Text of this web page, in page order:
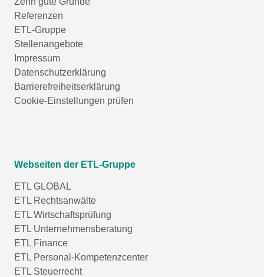
Referenzen
ETL-Gruppe
Stellenangebote
Impressum
Datenschutzerklärung
Barrierefreiheitserklärung
Cookie-Einstellungen prüfen
Webseiten der ETL-Gruppe
ETL GLOBAL
ETL Rechtsanwälte
ETL Wirtschaftsprüfung
ETL Unternehmensberatung
ETL Finance
ETL Personal-Kompetenzcenter
ETL Steuerrecht